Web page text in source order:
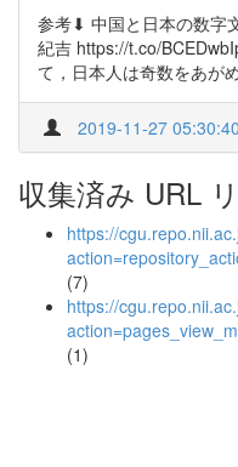
参考⬇︎ 中国と日本の数字
紀吉 https://t.co/
て，日本人は奇数をあが
2019-11-27 05:30:40
収集済み URL
https://
(7)
https://
(1)